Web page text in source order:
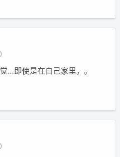
…即使是在自己家里。。